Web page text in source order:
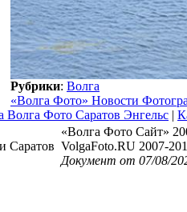
Рубрики: Волга
«Волга Фото» Новости
Фото Саратов Энгельс |
Саратов
«Волга Фото Сайт»
VolgaFoto.RU 2007-
Документ от 07/08/